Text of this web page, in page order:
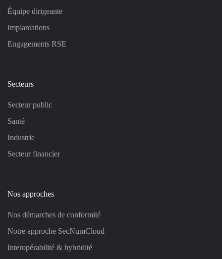
Équipe dirigeante
Implantations
Engagements RSE
Secteurs
Secteur public
Santé
Industrie
Secteur financier
Nos approches
Nos démarches de conformité
Notre approche SecNumCloud
Interopérabilité & hybridité